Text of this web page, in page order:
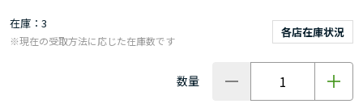
在庫 3
各店在庫状況
※現在の受取方法に応じた在庫数です
数量